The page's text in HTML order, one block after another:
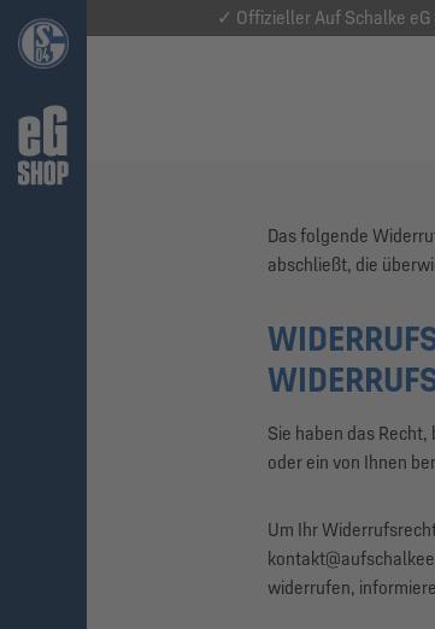
✓ Offizieller Auf Schalke eG
Das folgende
abschließt, die
Sie haben das
oder ein von Ihnen
Um Ihr
widerrufen,